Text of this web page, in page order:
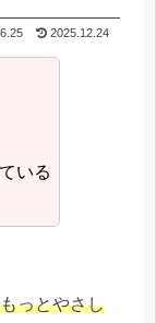
2025.12.24
いる
っとやさし